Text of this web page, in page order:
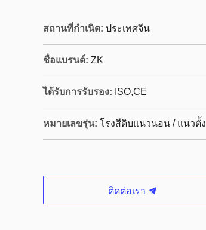
สถานที่กำเนิด: ประเทศจีน
ชื่อแบรนด์: ZK
ได้รับการรับรอง: ISO,CE
หมายเลขรุ่น: โรงสีดิบแนวนอน / แนวตั้ง
ติดต่อเรา